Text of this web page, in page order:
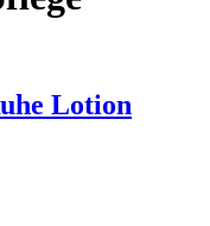
Lotion